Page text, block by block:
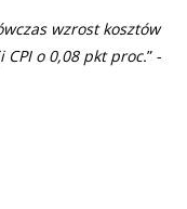
wzrost kosztów
o 0,08 pkt proc.” -